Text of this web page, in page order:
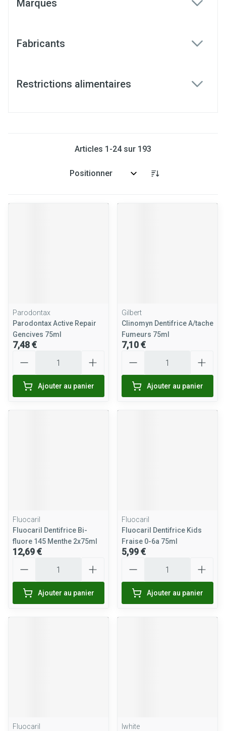
Marques
Fabricants
Restrictions alimentaires
Articles 1 -24sur 193
Trier par:
Parodontax
Parodontax Active Repair
Gencives 75ml
7,48 €
Ajouter au panier
Gilbert
Clinomyn Dentifrice A/tache
Fumeurs 75ml
7,10 €
Ajouter au panier
Fluocaril
Fluocaril Dentifrice Bi-
fluore 145 Menthe 2x75ml
12,69 €
Ajouter au panier
Fluocaril
Fluocaril Dentifrice Kids
Fraise 0-6a 75ml
5,99 €
Ajouter au panier
Fluocaril
Iwhite